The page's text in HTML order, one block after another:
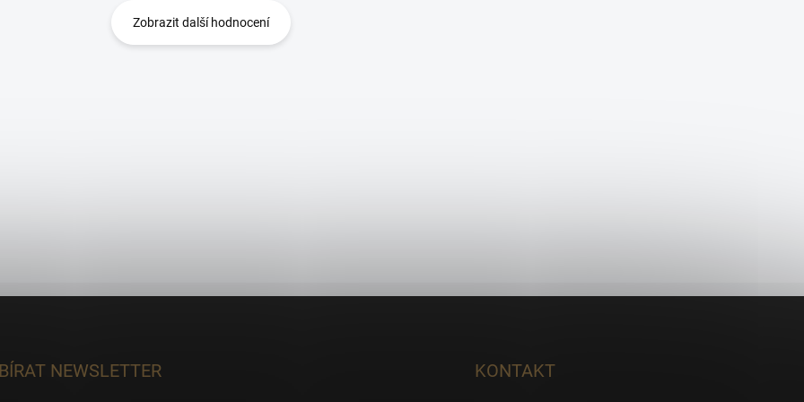
Zobrazit další hodnocení
NEWSLETTER KONTAKT